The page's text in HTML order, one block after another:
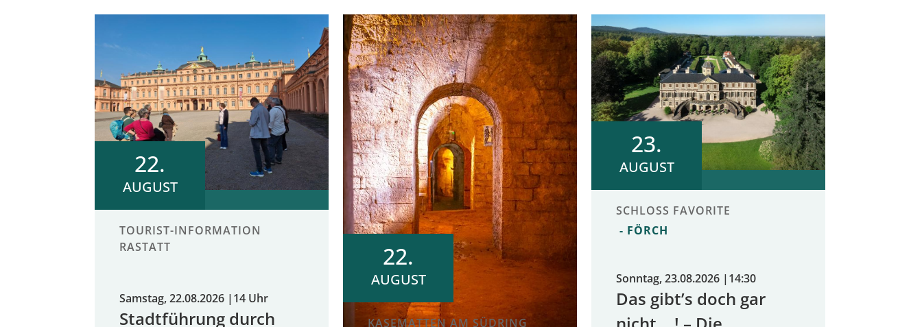
22.
AUGUST
TOURIST-INFORMATION
RASTATT
Samstag, 22.08.2026 | 14 Uhr
Stadtführung durch
22.
AUGUST
KASEMATTEN AM SÜDRING
23.
AUGUST
SCHLOSS FAVORITE
FÖRCH
Sonntag, 23.08.2026 | 14:30
Das gibt’s doch gar